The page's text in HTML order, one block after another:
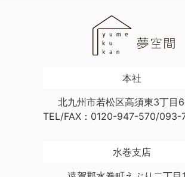
本社
北九州市若松区高須東3丁目
TEL/FAX：0120-947-570/093-
水巻支店